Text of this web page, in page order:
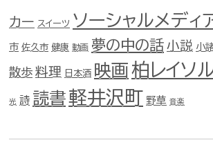
カー スイーツ ソーシャルメディ
市 佐久市 健康 動画 夢の中の話 小説 小
散歩 料理 日本酒 映画 柏レイソ
光 詩 読書軽井沢町 野草 音楽